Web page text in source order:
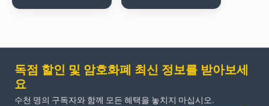
독점 할인 및 암호화폐 최신 정보를 받아보세
요
수천 명의 구독자와 함께 모든 혜택을 놓치지 마십시오.